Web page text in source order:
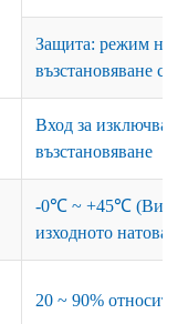
Защита: режим на
възстановяване
Вход за
възстановяване
-0℃ ~ +45℃ (Вижте
изходното
20 ~ 90%